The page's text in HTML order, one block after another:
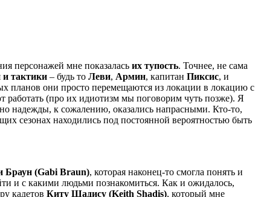
персонажей мне показалась их тупость. Точнее, не сама
и тактики – будь то Леви, Армин, капитан Пиксис, и
планов они просто перемещаются из локации в локацию с
работать (про их идиотизм мы поговорим чуть позже). Я
надежды, к сожалению, оказались напрасными. Кто-то,
сезонах находились под постоянной вероятностью быть
Браун (Gabi Braun), которая наконец-то смогла понять и
и с какими людьми познакомиться. Как и ожидалось,
кадетов Киту Шадису (Keith Shadis), который мне